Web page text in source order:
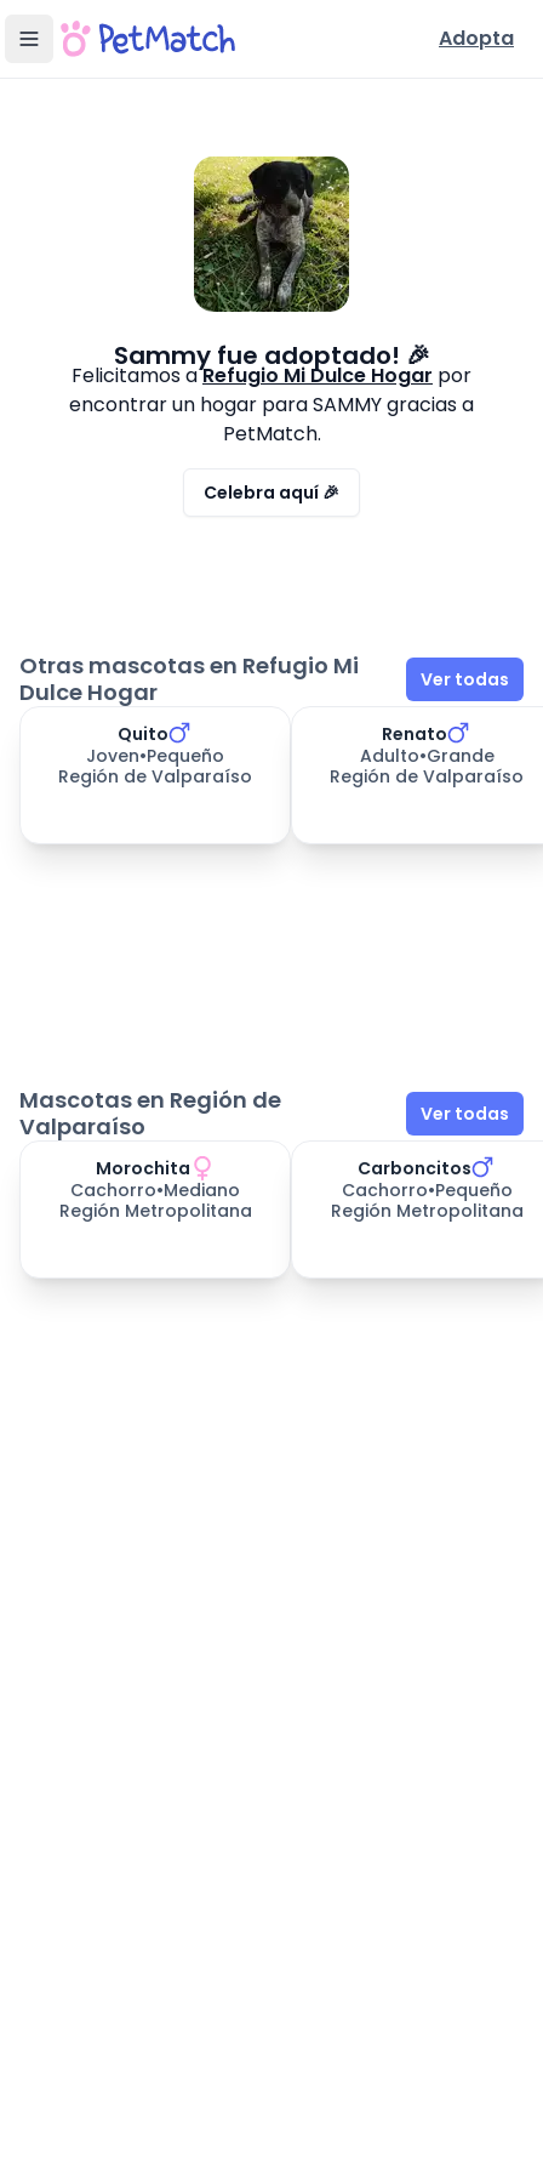
Adopta
Sammyfue adoptado! 🎉
Felicitamos aRefugio Mi Dulce Hogar por
encontrar un hogar paraSAMMYgracias a
PetMatch.
Celebra aquí 🎉
Otras mascotas en Refugio Mi
Dulce Hogar
Ver todas
Quito
Joven•Pequeño
Región de Valparaíso
Renato
Adulto•Grande
Región de Valparaíso
Mascotas en Región de
Valparaíso
Ver todas
Morochita
Cachorro•Mediano
Región Metropolitana
Carboncitos
Cachorro•Pequeño
Región Metropolitana